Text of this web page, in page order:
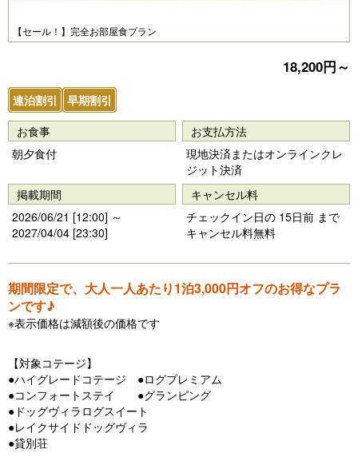
e
u
s
【セール！】完全お部屋食プラン
18,200円～
連泊割引
早期割引
お食事
朝夕食付
お支払方法
現地決済またはオンラインクレ
ジット決済
掲載期間
2026/06/21 [12:00] ～
2027/04/04 [23:30]
キャンセル料
チェックイン日の 15日前 まで
キャンセル料無料
期間限定で、大人一人あたり1泊3,000円オフのお得なプラ
ンです♪
※表示価格は減額後の価格です
【対象コテージ】
●ハイグレードコテージ ●ログプレミアム
●コンフォートステイ ●グランピング
●ドッグヴィラログスイート
●レイクサイドドッグヴィラ
●貸別荘